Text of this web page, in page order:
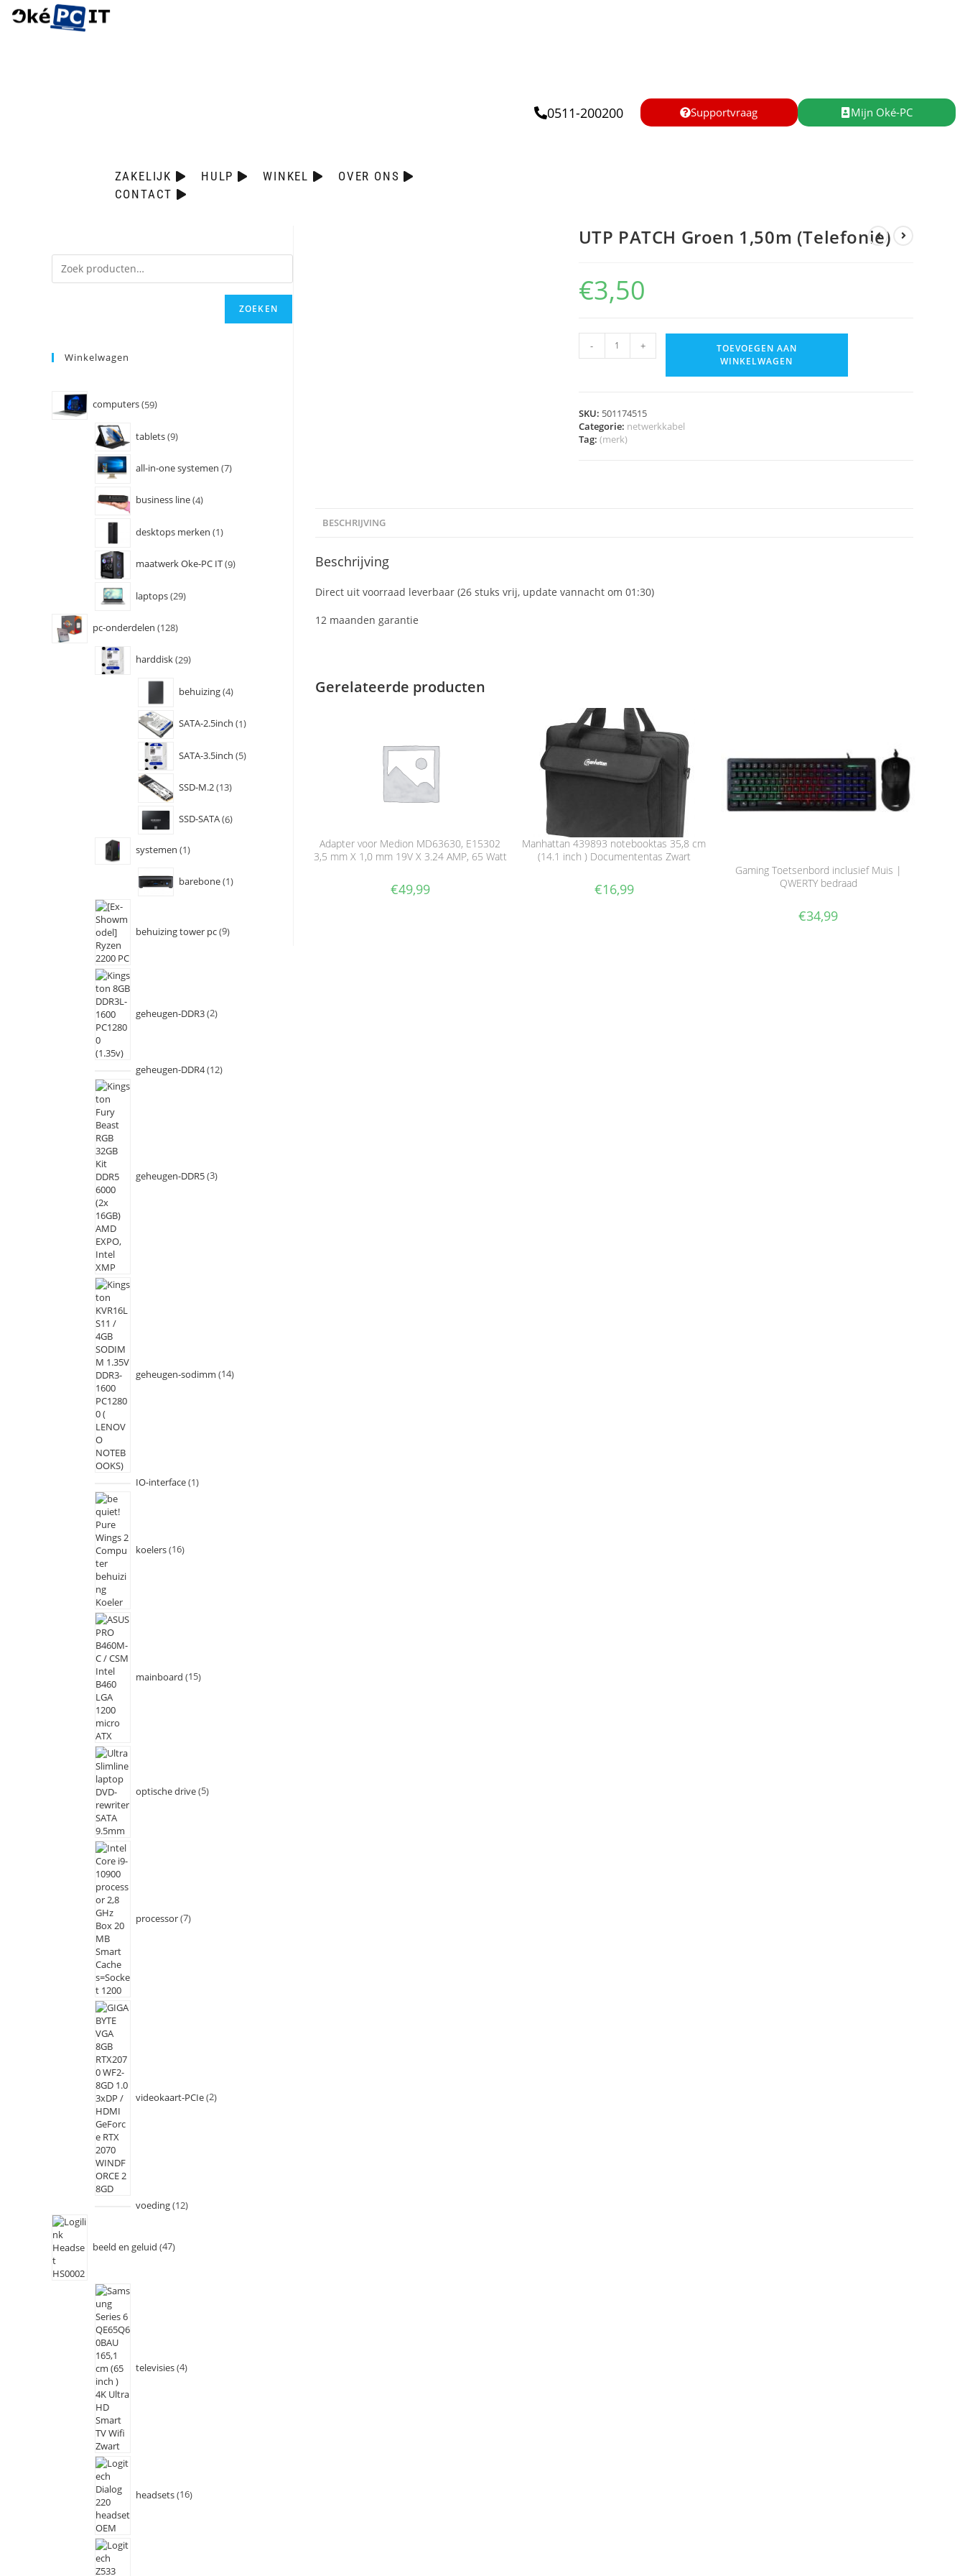
ZAKELIJK HULP WINKEL
OVER ONS
CONTACT
0511-200200 Supportvraag Mijn Oké-PC
UTP PATCH Groen 1,50m (Telefonie)
€3,50
- +
TOEVOEGEN AAN
WINKELWAGEN
SKU: 501174515
Categorie: netwerkkabel
Tag: (merk)
BESCHRIJVING
Beschrijving
Direct uit voorraad leverbaar (26 stuks vrij, update vannacht om 01:30)
12 maanden garantie
Gerelateerde producten
Adapter voor Medion MD63630, E15302
3,5 mm X 1,0 mm 19V X 3.24 AMP, 65 Watt
€49,99
Manhattan 439893 notebooktas 35,8 cm
(14.1 inch ) Documententas Zwart
€16,99
Gaming Toetsenbord inclusief Muis |
QWERTY bedraad
€34,99
ZOEKEN
Winkelwagen
computers 59
tablets 9
all-in-one systemen 7
business line 4
desktops merken 1
maatwerk Oke-PC IT 9
laptops 29
pc-onderdelen 128
harddisk 29
behuizing 4
SATA-2.5inch 1
SATA-3.5inch 5
SSD-M.2 13
SSD-SATA 6
systemen 1
barebone 1
behuizing tower pc 9
geheugen-DDR3 2
geheugen-DDR4 12
geheugen-DDR5 3
geheugen-sodimm 14
IO-interface 1
koelers 16
mainboard 15
optische drive 5
processor 7
videokaart-PCIe 2
voeding 12
beeld en geluid 47
televisies 4
headsets 16